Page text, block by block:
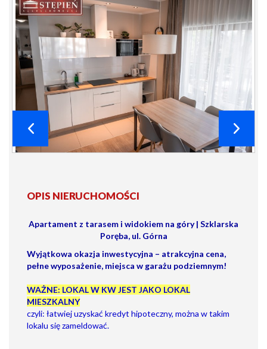
OPIS NIERUCHOMOŚCI
Apartament z tarasem i widokiem na góry | Szklarska
Poręba, ul. Górna
Wyjątkowa okazja inwestycyjna – atrakcyjna cena,
pełne wyposażenie, miejsca w garażu podziemnym!
WAŻNE: LOKAL W KW JEST JAKO LOKAL
MIESZKALNY
czyli: łatwiej uzyskać kredyt hipoteczny, można w takim
lokalu się zameldować.